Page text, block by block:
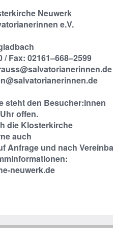
Neuwerk
e.V.
/ Fax: 02161–668–2599
steht den Besucher:innen
offen.
die Klosterkirche
auch
Anfrage und nach
neuwerk.de